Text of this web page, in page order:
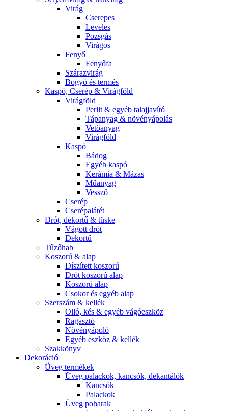
Virág
Cserepes
Leveles
Pozsgás
Virágos
Fenyő
Fenyőfa
Szárazvirág
Bogyó és termés
Kaspó, Cserép & Virágföld
Virágföld
Perlit & egyéb talajjavító
Tápanyag & növényápolás
Vetőanyag
Virágföld
Kaspó
Bádog
Egyéb kaspó
Kerámia & Mázas
Műanyag
Vessző
Cserép
Cserépalátét
Drót, dekortű & tüske
Vágott drót
Dekortű
Tűzőhab
Koszorú & alap
Díszített koszorú
Drót koszorú alap
Koszorú alap
Csokor és egyéb alap
Szerszám & kellék
Olló, kés & egyéb vágóeszköz
Ragasztó
Növényápoló
Egyéb eszköz & kellék
Szakkönyv
Dekoráció
Üveg termékek
Üveg palackok, kancsók, dekantálók
Kancsók
Palackok
Üveg poharak